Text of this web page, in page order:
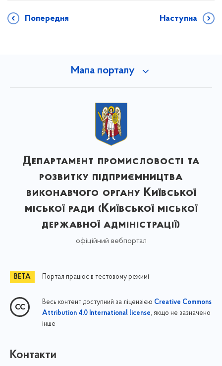
Попередня Наступна
Мапа порталу
Департамент промисловості та
розвитку підприємництва
виконавчого органу Київської
міської ради (Київської міської
державної адміністрації)
офіційний вебпортал
Портал працює в тестовому режимі
Весь контент доступний за ліцензією Creative Commons
Attribution 4.0 International license, якщо не зазначено
інше
Контакти